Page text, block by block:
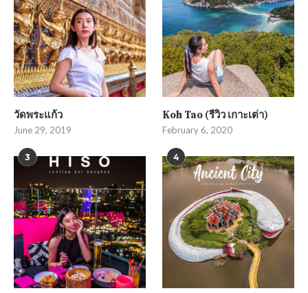
วัดพระแก้ว
June 29, 2019
Koh Tao (รีวิว เกาะเต่า)
February 6, 2020
3 4